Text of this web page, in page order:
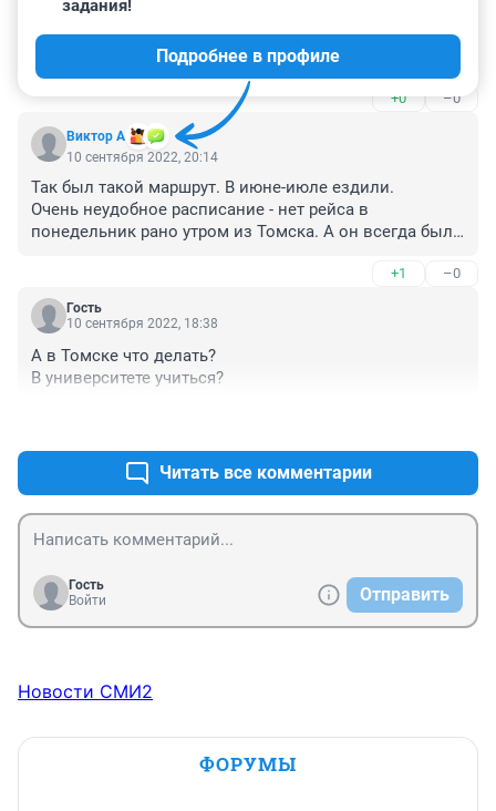
Гость
Стареешь наверное...
+0 –0
Виктор А
задания!
Подробнее в профиле
10 сентября 2022, 20:14
Так был такой маршрут. В июне-июле ездили.
Очень неудобное расписание - нет рейса в
понедельник рано утром из Томска. А он всегда был
много денег потеряла ж.д. с отменой этого рейса , а
кассир автовокзала рядом говорит - с отменой этого
рейса "зажили" томские мелкие перевозчики на
было нужно...
+1 –0
Гость
10 сентября 2022, 18:38
А в Томске что делать?
В университете учиться?
Читать все комментарии
Гость
Войти
Отправить
Новости СМИ2
ФОРУМЫ